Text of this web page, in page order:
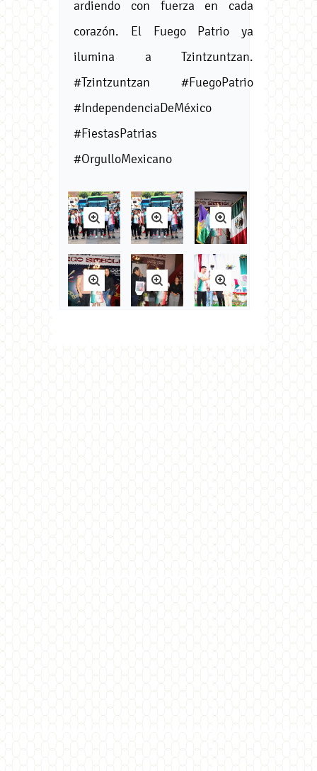
ardiendo con fuerza en cada
corazón. El Fuego Patrio ya
ilumina a Tzintzuntzan.
#Tzintzuntzan #FuegoPatrio
#IndependenciaDeMéxico
#FiestasPatrias
#OrgulloMexicano